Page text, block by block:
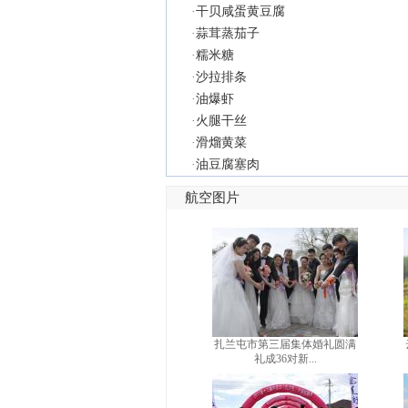
·干贝咸蛋黄豆腐
·蒜茸蒸茄子
·糯米糖
·沙拉排条
·油爆虾
· 火腿干丝
·滑熘黄菜
·油豆腐塞肉
航空图片
扎兰屯市第三届集体婚礼圆满
礼成36对新...